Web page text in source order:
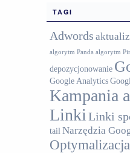
TAGI
Adwords
algorytm Panda algorytm
depozycjonowanie
Google Analytics
Kampania
Linki Linki
tail Narzędzia